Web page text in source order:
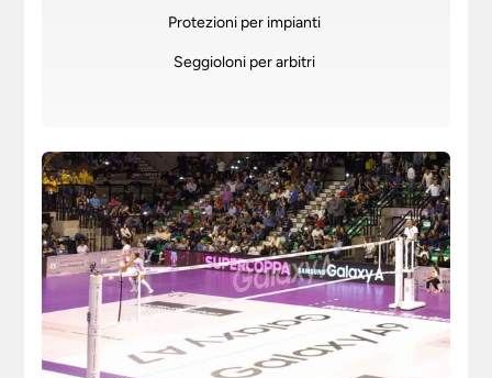
Protezioni per impianti
Seggioloni per arbitri